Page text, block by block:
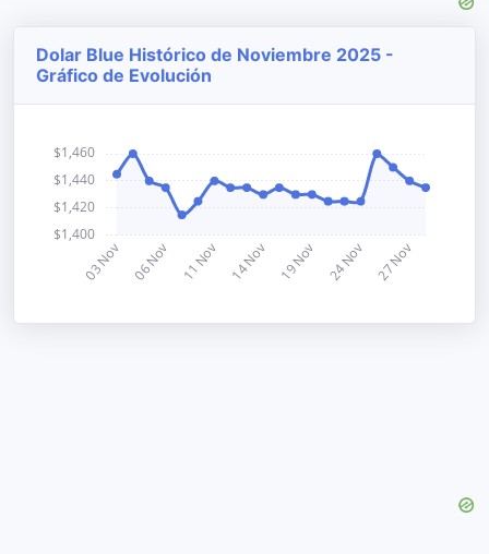
Dolar Blue Histórico de Noviembre 2025 -
Gráfico de Evolución